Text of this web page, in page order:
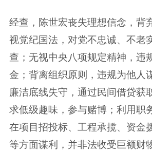
经查，陈世宏丧失理想信念，背
视党纪国法，对党不忠诚、不老
查；无视中央八项规定精神，违
金；背离组织原则，违规为他人
廉洁底线失守，通过民间借贷获
求低级趣味，参与赌博；利用职
在项目招投标、工程承揽、资金
等方面谋利，并非法收受巨额财